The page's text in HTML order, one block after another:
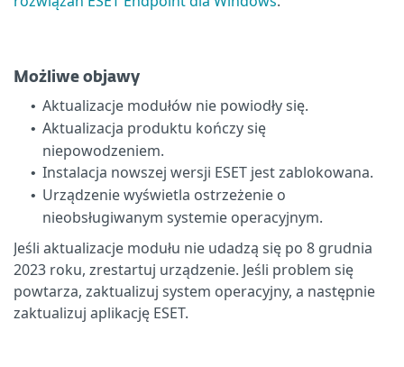
Możliwe objawy
• Aktualizacje modułów nie powiodły się.
• Aktualizacja produktu kończy się
niepowodzeniem.
• Instalacja nowszej wersji ESET jest zablokowana.
• Urządzenie wyświetla ostrzeżenie o
nieobsługiwanym systemie operacyjnym.
Jeśli aktualizacje modułu nie udadzą się po 8 grudnia
2023 roku, zrestartuj urządzenie. Jeśli problem się
powtarza, zaktualizuj system operacyjny, a następnie
zaktualizuj aplikację ESET.